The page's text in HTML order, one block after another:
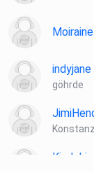
Moiraine
indyjane
göhrde
Konstanz
Kindoki